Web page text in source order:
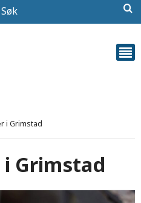
i Grimstad
Grimstad